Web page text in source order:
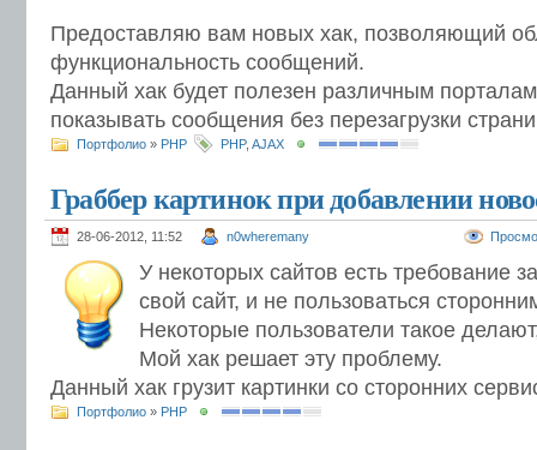
Предоставляю вам новых хак, позволяющий
функциональность сообщений.
Данный хак будет полезен различным
показывать сообщения без перезагрузки
Портфолио » PHP PHP, AJAX
Граббер картинок при добавлении
28-06-2012, 11:52 n0wheremany
У некоторых сайтов есть требование
свой сайт, и не пользоваться
Некоторые пользователи такое
Мой хак решает эту проблему.
Данный хак грузит картинки со сторонних
Портфолио » PHP